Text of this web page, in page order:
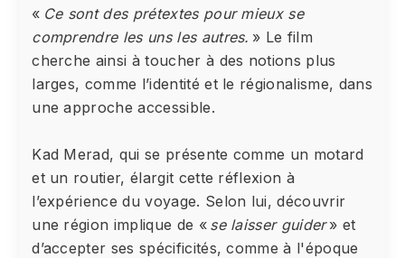
« Ce sont des prétextes pour mieux se
comprendre les uns les autres. » Le film
cherche ainsi à toucher à des notions plus
larges, comme l’identité et le régionalisme, dans
une approche accessible.
Kad Merad, qui se présente comme un motard
et un routier, élargit cette réflexion à
l’expérience du voyage. Selon lui, découvrir
une région implique de « se laisser guider» et
d’accepter ses spécificités, comme à l'époque